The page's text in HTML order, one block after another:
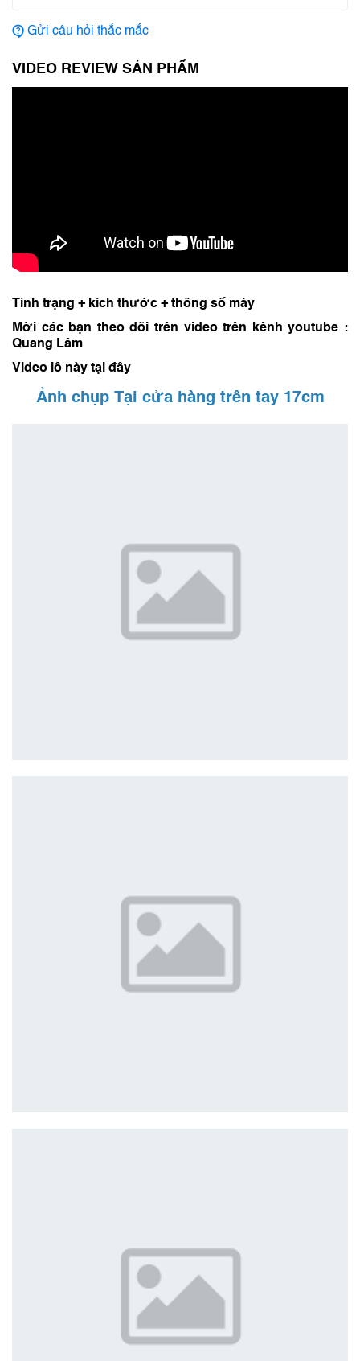
Gửi câu hỏi thắc mắc
VIDEO REVIEW SẢN PHẨM
Tình trạng + kích thước + thông số máy
Mời các bạn theo dõi trên video trên kênh youtube :
Quang Lâm
Video lô này tại đây
Ảnh chụp Tại cửa hàng trên tay 17cm